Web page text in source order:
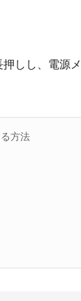
しし、電源
方法